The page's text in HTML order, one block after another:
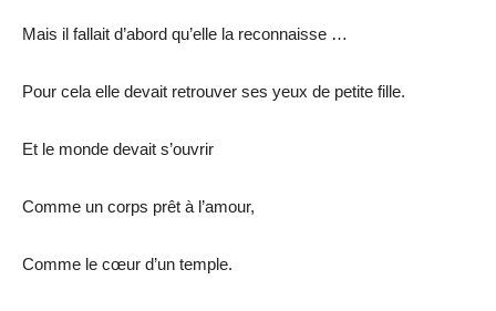
Mais il fallait d’abord qu’elle la reconnaisse …
Pour cela elle devait retrouver ses yeux de petite fille.
Et le monde devait s’ouvrir
Comme un corps prêt à l’amour,
Comme le cœur d’un temple.